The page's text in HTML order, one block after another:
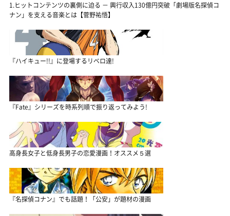
1.ヒットコンテンツの裏側に迫る － 興行収入130億円突破「劇場版名探偵コ
ナン」を支える音楽とは【菅野祐悟】
『ハイキュー!!』に登場するリベロ達!
『Fate』シリーズを時系列順で振り返ってみよう!
高身長女子と低身長男子の恋愛漫画！オススメ５選
『名探偵コナン』でも話題！「公安」が題材の漫画